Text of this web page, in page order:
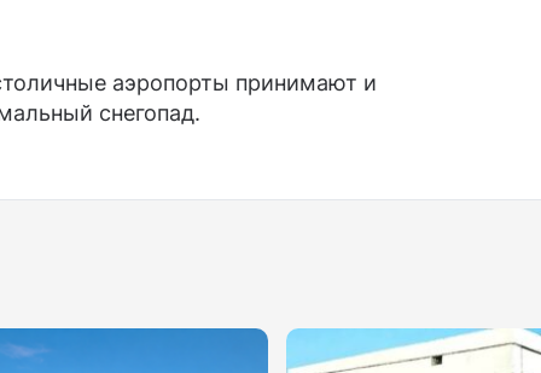
аэропорты принимают и
снегопад.